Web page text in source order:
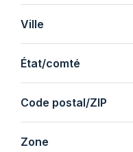
Ville
État/comté
Code postal/ZIP
Zone